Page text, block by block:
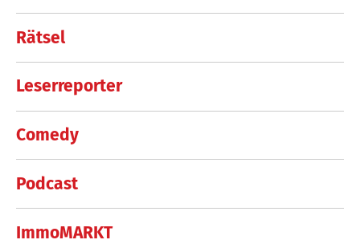
Rätsel
Leserreporter
Comedy
Podcast
ImmoMARKT